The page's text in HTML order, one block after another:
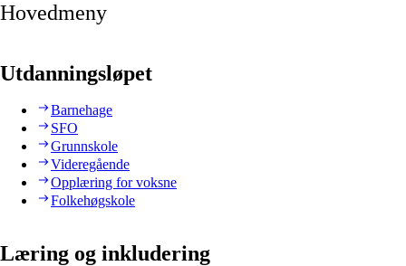
Hovedmeny
Utdanningsløpet
Barnehage
SFO
Grunnskole
Videregående
Opplæring for voksne
Folkehøgskole
Læring og inkludering